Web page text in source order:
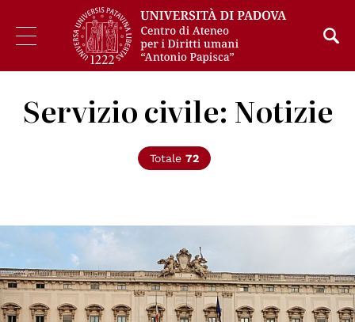
Servizio civile: Notizie
Totale 72
© pubblico dominio